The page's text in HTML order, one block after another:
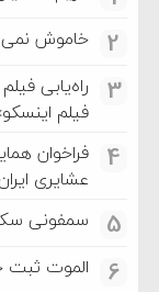
2 خاموش
3
راه‌یابی
فیلم
4
فراخوان
عشایری
5 سمفونی
6 الموت ثبت